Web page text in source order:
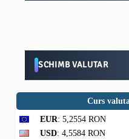
SCHIMB VALUTAR
Curs
EUR: 5,2554 RON
USD: 4,5584 RON